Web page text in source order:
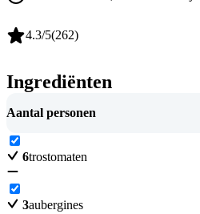
4.3/5(262)
Ingrediënten
Aantal personen
6trostomaten
3aubergines